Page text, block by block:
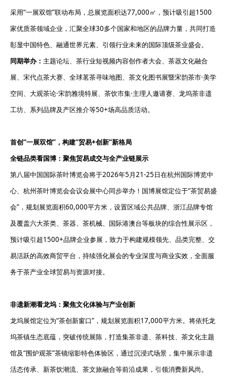
采用“一展双馆”联动布局，总展览面积达77,000㎡，预计吸引超1500
家优质茶领域企业，汇聚全球30多个国家和地区的品牌力量，共同打造
彰显中国特色、融通世界元素、引领行业未来的国际顶级茶业盛会。
同期举办： 主题论坛、茶行业短视频内容创作者大会、茶器文化融合
展、宋代点茶大赛、全球茗茶寻味地图、茶文化图书展暨宋韵茶市·美学
空间、大观茶论·宋韵雅境特展、茶饮市集·主理人邀请赛、龙坞茶非遗
工坊、系列品牌及产区推介等50+场高品质活动。
首创“一展双馆”，构建“贸易+创新”新格局
全链品类看国博 ： 聚焦贸易成交与全产业链展示
第八届中国国际茶叶博览会将于2026年5月21-25日在杭州国际博览中
心、杭州茶叶博览会会议会展中心同步举办！国博展馆定位于“茶贸易盛
会”，规划展览面积60,000平方米，设置区域公共品牌、浙江品牌专馆
及覆盖六大茶类、茶器、茶机械、国际港澳台等板块的综合性展示区，
预计吸引超1500+品牌企业参展，致力于构建规模领先、品类完整、交
易活跃的高效商贸平台，持续强化展会的专业深度与商业实效，全面服
务于茶产业全球贸易与资源对接。
非遗新潮看龙坞 ： 聚焦文化体验与产业创新
龙坞展馆定位为“茶创新窗口”，规划展览面积17,000平方米。将依托龙
坞茶镇生态底蕴，突破传统展陈，打造集茶非遗、茶科技、茶文化主题
馆及“围炉观茶”茶镜缩影特色体验区，通过沉浸式场景，集中展示非遗
活态传承、新茶饮潮流、茶文旅融合等前沿成果，引领消费新风尚。